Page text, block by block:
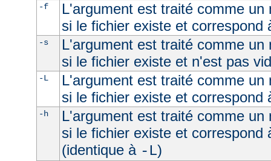
-f
L'argument est traité comme un
si le fichier existe et correspond
-s
L'argument est traité comme un
si le fichier existe et n'est pas
-L
L'argument est traité comme un
si le fichier existe et correspond
-h
L'argument est traité comme un
si le fichier existe et correspond
(identique à -L)